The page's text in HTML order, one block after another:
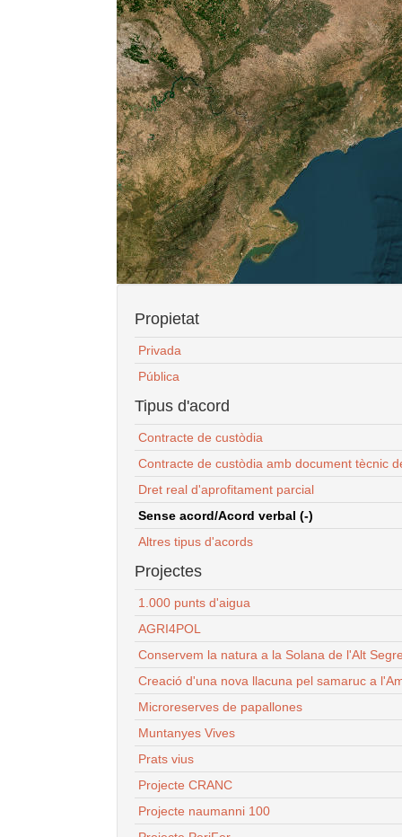
Propietat
Privada
Pública
Tipus d'acord
Contracte de custòdia
Contracte de custòdia amb document tècnic
Dret real d'aprofitament parcial
Sense acord/Acord verbal (-)
Altres tipus d'acords
Projectes
1.000 punts d'aigua
AGRI4POL
Conservem la natura a la Solana de l'Alt
Creació d'una nova llacuna pel samaruc a
Microreserves de papallones
Muntanyes Vives
Prats vius
Projecte CRANC
Projecte naumanni 100